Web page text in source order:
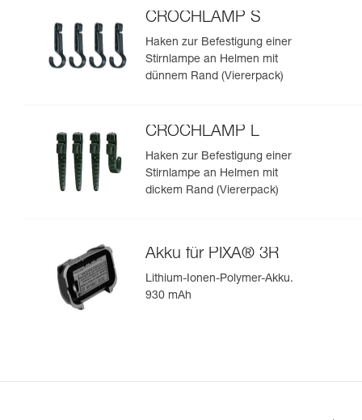
CROCHLAMP S
Haken zur Befestigung einer
Stirnlampe an Helmen mit
dünnem Rand (Viererpack)
CROCHLAMP L
Haken zur Befestigung einer
Stirnlampe an Helmen mit
dickem Rand (Viererpack)
Akku für PIXA® 3R
Lithium-Ionen-Polymer-Akku.
930 mAh